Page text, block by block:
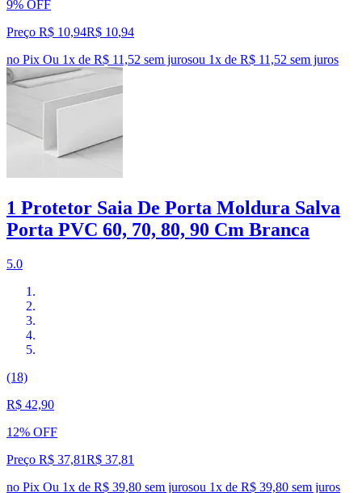
9% OFF
Preço R$ 10,94R$ 10,94
no Pix Ou 1x de R$ 11,52 sem jurosou 1x de R$ 11,52 sem juros
1 Protetor Saia De Porta Moldura Salva
Porta PVC 60, 70, 80, 90 Cm Branca
5.0
(18)
R$ 42,90
12% OFF
Preço R$ 37,81R$ 37,81
no Pix Ou 1x de R$ 39,80 sem jurosou 1x de R$ 39,80 sem juros